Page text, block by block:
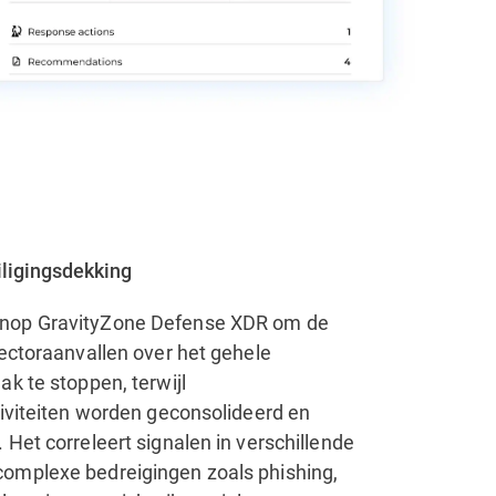
GravityZone Defense XDR om de
over het gehele
te stoppen, terwijl
worden geconsolideerd en
Het correleert signalen in verschillende
bedreigingen zoals phishing,